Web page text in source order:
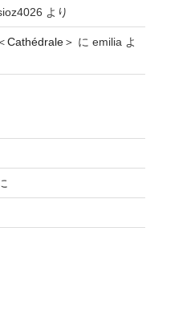
より
Cathédrale＞ に emilia よ